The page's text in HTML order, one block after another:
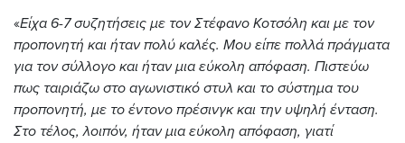
«Είχα 6-7 συζητήσεις με τον Στέφανο Κοτσόλη και με τον
προπονητή και ήταν πολύ καλές. Μου είπε πολλά πράγματα
για τον σύλλογο και ήταν μια εύκολη απόφαση. Πιστεύω
πως ταιριάζω στο αγωνιστικό στυλ και το σύστημα του
προπονητή, με το έντονο πρέσινγκ και την υψηλή ένταση.
Στο τέλος, λοιπόν, ήταν μια εύκολη απόφαση, γιατί